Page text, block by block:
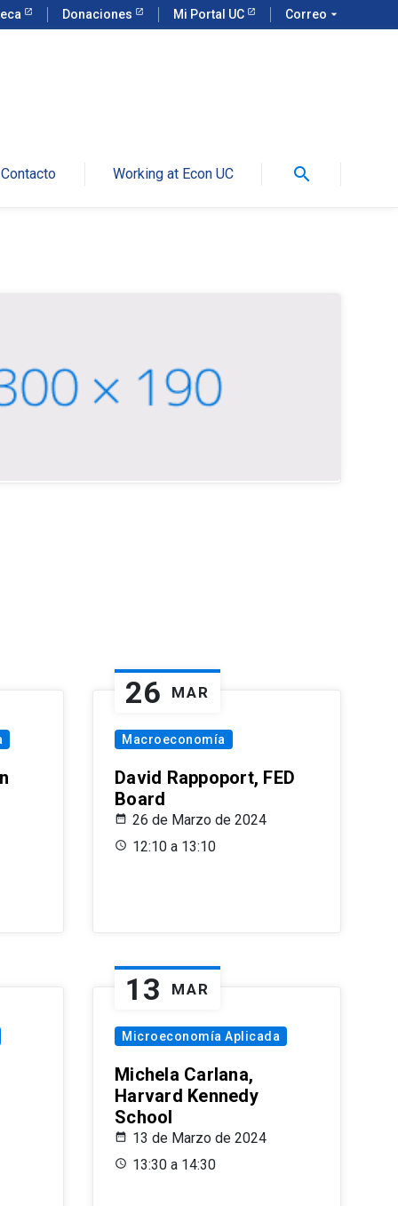
Donaciones Mi Portal UC Correo arrow_drop_down
Contacto Working at Econ UC search
26 MAR
Macroeconomía
David Rappoport, FED
Board
26 de Marzo de 2024
12:10 a 13:10
13 MAR
Microeconomía Aplicada
Michela Carlana,
Harvard Kennedy
School
13 de Marzo de 2024
13:30 a 14:30